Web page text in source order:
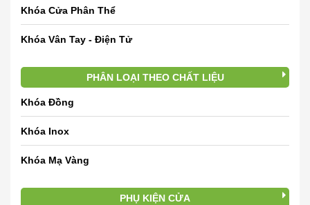
Khóa Cửa Phân Thể
Khóa Vân Tay - Điện Tử
PHÂN LOẠI THEO CHẤT LIỆU
Khóa Đồng
Khóa Inox
Khóa Mạ Vàng
PHỤ KIỆN CỬA